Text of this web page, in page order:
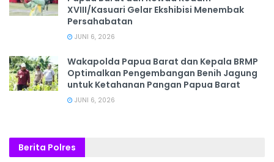
XVIII/Kasuari Gelar Ekshibisi Menembak
Persahabatan
JUNI 6, 2026
Wakapolda Papua Barat dan Kepala BRMP
Optimalkan Pengembangan Benih Jagung
untuk Ketahanan Pangan Papua Barat
JUNI 6, 2026
Berita Polres